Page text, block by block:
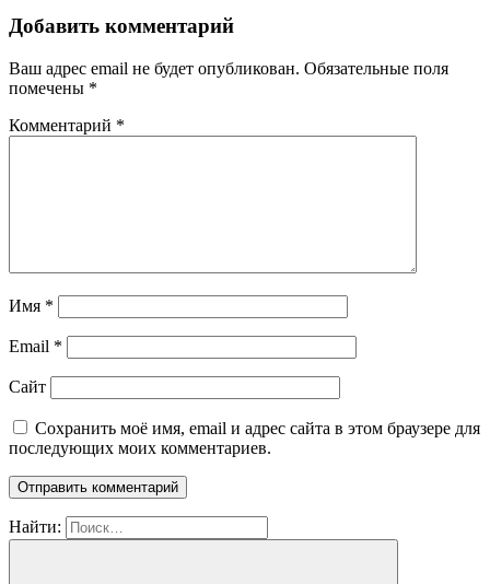
Добавить комментарий
Ваш адрес email не будет опубликован. Обязательные поля
помечены *
Комментарий *
Имя *
Email *
Сайт
Сохранить моё имя, email и адрес сайта в этом браузере для
последующих моих комментариев.
Найти: